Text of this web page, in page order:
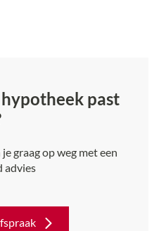
past
graag op weg met een
advies